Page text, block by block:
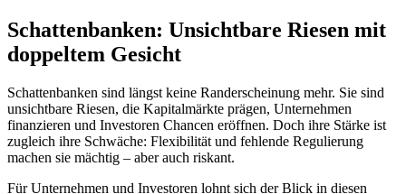
Schattenbanken: Unsichtbare Riesen mit
doppeltem Gesicht
Schattenbanken sind längst keine Randerscheinung mehr. Sie sind
unsichtbare Riesen, die Kapitalmärkte prägen, Unternehmen
finanzieren und Investoren Chancen eröffnen. Doch ihre Stärke ist
zugleich ihre Schwäche: Flexibilität und fehlende Regulierung
machen sie mächtig – aber auch riskant.
Für Unternehmen und Investoren lohnt sich der Blick in diesen